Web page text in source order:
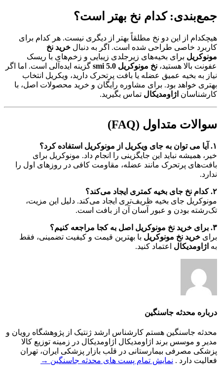
جمع‌بندی: کدام نخ بهتر است؟
هیچکدام از این دو نخ مطلقاً بهتر از دیگری نیست. هر کدام برای
کاربرد خاصی طراحی شده است. اگر به دنبال خرید نخ
مونوکریل برای بخیه‌های زیرجلدی زیبایی و زخم‌های با ریسک
عفونت بالا هستید، نخ مونوکریل 5.0 smi
گزینه ایده‌آلی است. اما اگر
نیاز به بخیه عمیق عضله یا بافت پرتحرک دارید، ویکریل انتخاب
بهتری خواهد بود. برای مشاوره رایگان و خرید محصولات اصل، با
کارشناسان اژاومدیکال تماس بگیرید.
سوالات متداول (FAQ)
۱. آیا می توان به جای ویکریل از مونوکریل استفاده کرد؟
خیر، همیشه نباید این جایگزینی را انجام داد. مونوکریل برای
بافت‌های پرتحرک مانند عضله، مقاومت کافی در روزهای اول را
ندارد.
۲. کدام نخ جای بخیه کمتری ایجاد می‌کند؟
مونوکریل جای بخیه ظریف‌تری ایجاد می‌کند. دلیل این مزیت،
تک‌رشته بودن و عبور آسان آن از بافت است.
۳. برای خرید نخ مونوکریل اصل به کجا مراجعه کنیم؟
برای خرید نخ مونوکریل با بهترین قیمت و کیفیت تضمینی، فقط
به اژاومدیکال اعتماد کنید.
درباره محدثه جاسنگین
محدثه جاسنگین هستم کارشناس ارشد ژنتیک از پژوهشگاه رویان و
مدیر و موسس برند اژاومدیکال اژاومدیکال در زمینه توزیع کالا
پزشکی مصرفی بیمارستانی در قلب بازار پزشکی ایران، تهران
فعالیت دارد . نمایش تمام پست های محدثه جاسنگین →